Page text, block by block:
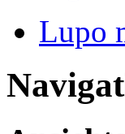
Lupo